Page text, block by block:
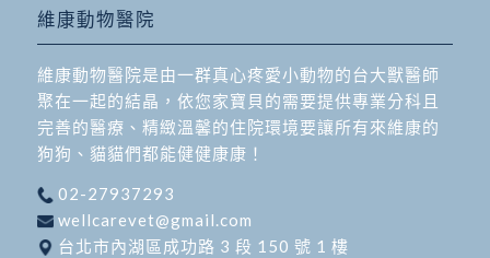
維康動物醫院
維康動物醫院是由一群真心疼愛小動物的台大獸醫師
聚在一起的結晶，依您家寶貝的需要提供專業分科且
完善的醫療、精緻溫馨的住院環境要讓所有來維康的
狗狗、貓貓們都能健健康康！
02-27937293
wellcarevet@gmail.com
台北市內湖區成功路 3 段 150 號 1 樓